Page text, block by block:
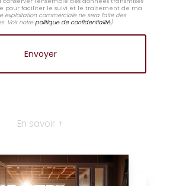
pour faciliter le suivi et le traitement de ma
exploitation commerciale ne sera faite des
Voir notrepolitique de confidentialité)
En savoir +